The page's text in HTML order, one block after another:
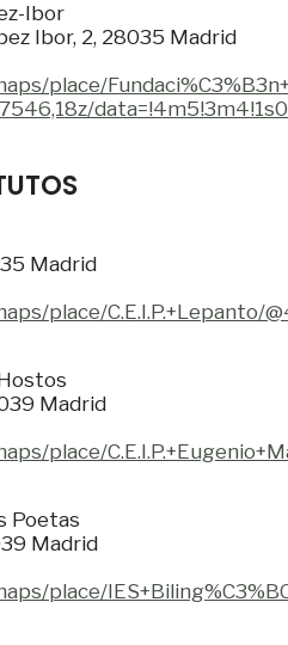
Ibor
Ibor, 2, 28035 Madrid
place/
Madrid
place/
Madrid
place/
Poetas
Madrid
place/